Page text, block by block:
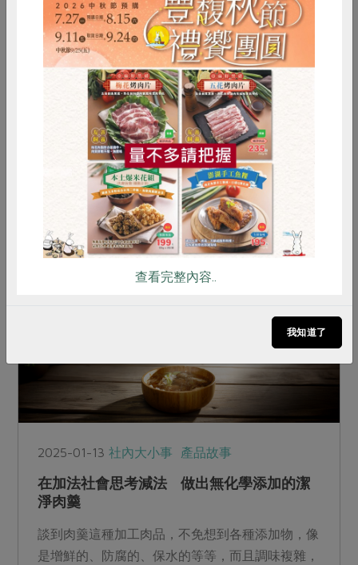
2025-01-10 社內大小事
合作社的聲音 用Podcast向世界介紹合作社
「你好、我好、共好」、「歡迎來到合作真食物單
元，ㄓㄣ是真實的真，也是珍惜的珍」、「共同購
買是一班列車，大家在不同時間上車，扮演不同角
色讓列車持續前行」； 每週一傍晚五點《一籃
菜・真心話》Podcast 各個單元準時播出的這幾段
節目引言，伴隨輕柔、舒緩的聲音，熟悉而安心，
多樣的主題陪著或做飯或通勤的社員。
2025-01-13社內大小事 產品故事
在加法社會思考減法 做出無化學添加的潔
淨肉羹
談到肉羹這種加工肉品，不免想到各種添加物，像
是增鮮的、防腐的、保水的等等，而且調味複雜，
RPET 食譜 減硝酸鹽
雞蛋 食安 共同購買
查看完整內容..
我知道了